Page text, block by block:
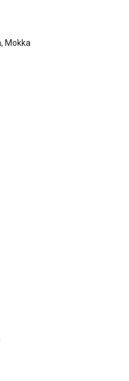
Mokka